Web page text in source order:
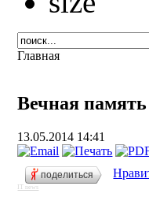
Главная
Вечная
13.05.2014 14:41
поделиться
IT news